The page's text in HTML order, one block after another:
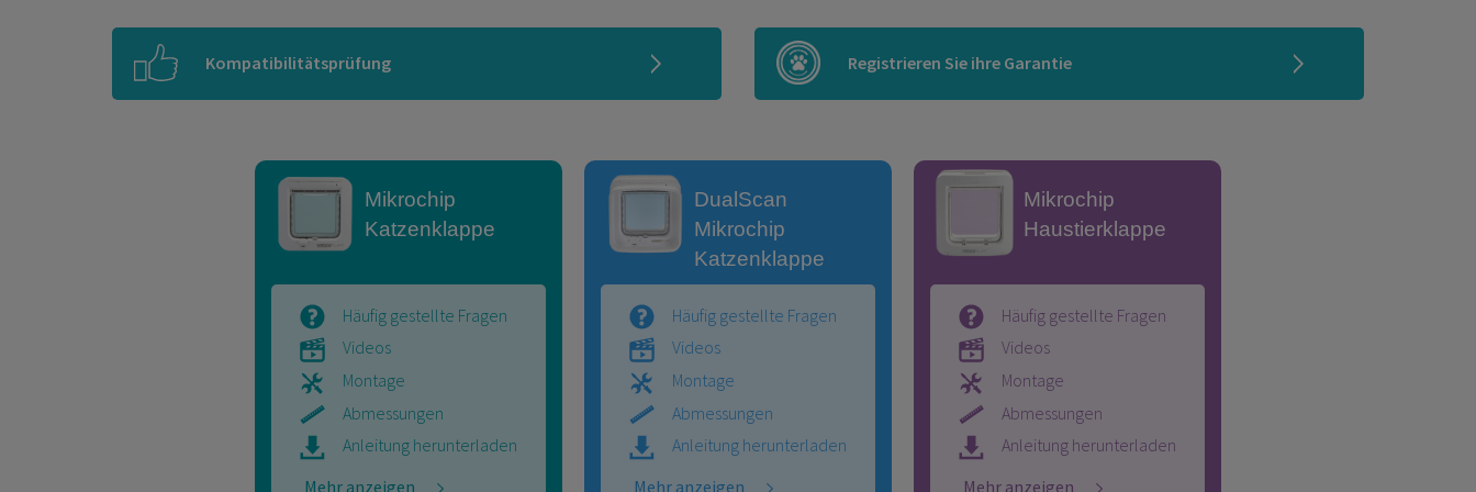
Kompatibilitätsprüfung Registrieren Sie ihre Garantie
Mikrochip
Katzenklappe
Häufig gestellte Fragen
Videos
Montage
Abmessungen
Anleitung herunterladen
Mehr anzeigen
DualScan
Mikrochip
Katzenklappe
Häufig gestellte Fragen
Videos
Montage
Abmessungen
Anleitung herunterladen
Mehr anzeigen
Mikrochip
Haustierklappe
Häufig gestellte Fragen
Videos
Montage
Abmessungen
Anleitung herunterladen
Mehr anzeigen